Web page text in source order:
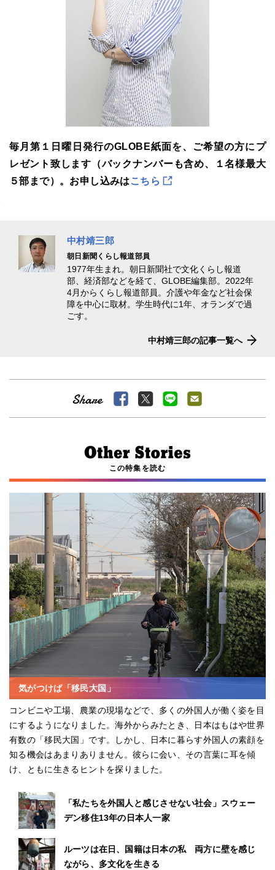
毎月第１日曜日発行のGLOBE紙面を、ご希望の方にプ
レゼント致します（バックナンバーも含め、１名様最大
５部まで）。お申し込みは こちら
中村靖三郎
朝日新聞くらし報道部員
1977年生まれ。朝日新聞社で文化くらし報道
部、経済部などを経て、GLOBE編集部。2022年
4月からくらし報道部員。介護や年金など社会保
障を中心に取材。学生時代に1年、オランダで過
ごす。
中村靖三郎の記事一覧へ
この特集を読む
気がつけば「移民大国」
コンビニや工場、農業の現場などで、多くの外国人が働く姿を目
にするようになりました。海外からみたとき、日本はもはや世界
有数の「移民大国」です。しかし、日本に暮らす外国人の素顔を
知る機会はあまりありません。彼らに会い、その言葉に耳を傾
け、ともに生きるヒントを探りました。
「私たちを外国人と感じさせない社会」スウェー
デン移住13年の日本人一家
ルーツは在日、国籍は日本の私 両方に壁を感じ
ながら、多文化を生きる